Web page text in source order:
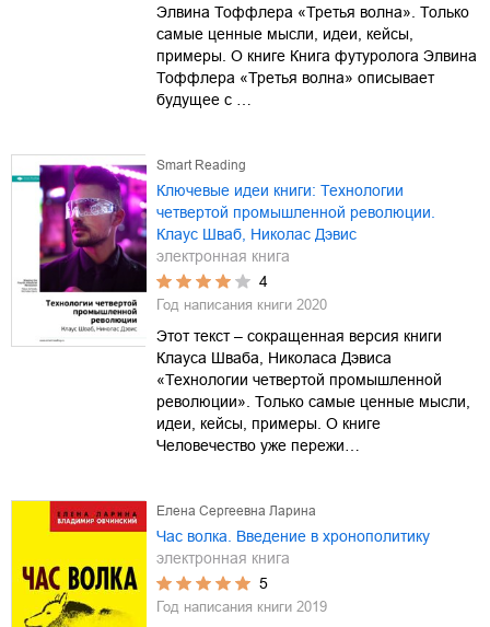
Элвина Тоффлера «Третья волна». Только
самые ценные мысли, идеи, кейсы,
примеры. О книге Книга футуролога Элвина
Тоффлера «Третья волна» описывает
будущее с …
Smart Reading
Ключевые идеи книги: Технологии
четвертой промышленной революции.
Клаус Шваб, Николас Дэвис
электронная книга
4
Год написания книги 2020
Этот текст – сокращенная версия книги
Клауса Шваба, Николаса Дэвиса
«Технологии четвертой промышленной
революции». Только самые ценные мысли,
идеи, кейсы, примеры. О книге
Человечество уже пережи…
Елена Сергеевна Ларина
Час волка. Введение в хронополитику
электронная книга
5
Год написания книги 2019